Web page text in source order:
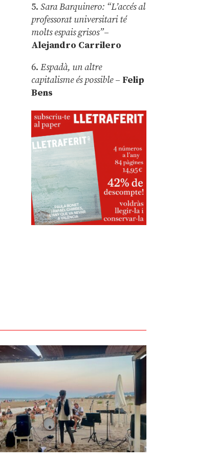
5.Sara Barquinero: “L’accés al
professorat universitari té
molts espais grisos”–
Alejandro Carrilero
6.Espadà, un altre
capitalisme és possible – Felip
Bens